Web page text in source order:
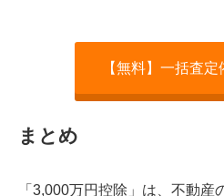
【無料】一括査
まとめ
「3,000万円控除」は、不動